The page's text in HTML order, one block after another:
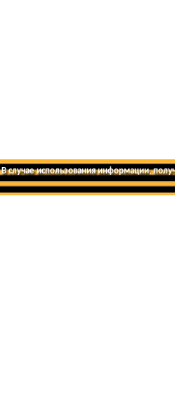
В случае использования информации,